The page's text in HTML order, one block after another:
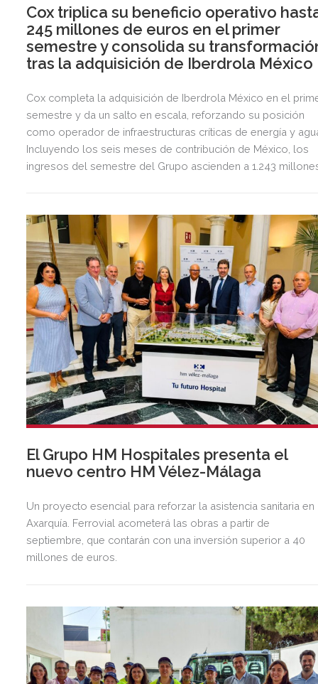
Cox triplica su beneficio operativo
245 millones de euros en el primer
semestre y consolida su
tras la adquisición de Iberdrola México
Cox completa la adquisición de Iberdrola México en el
semestre y da un salto en escala, reforzando su posición
como operador de infraestructuras críticas de energía y
Incluyendo los seis meses de contribución de México, los
ingresos del semestre del Grupo ascienden a 1.243
El Grupo HM Hospitales presenta el
nuevo centro HM Vélez-Málaga
Un proyecto esencial para reforzar la asistencia sanitaria en
Axarquía. Ferrovial acometerá las obras a partir de
septiembre, que contarán con una inversión superior a 40
millones de euros.